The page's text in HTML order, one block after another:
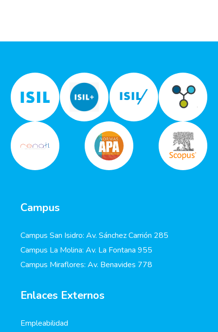
Campus
Campus San Isidro: Av. Sánchez Carrión 285
Campus La Molina: Av. La Fontana 955
Campus Miraflores: Av. Benavides 778
Enlaces Externos
Empleabilidad